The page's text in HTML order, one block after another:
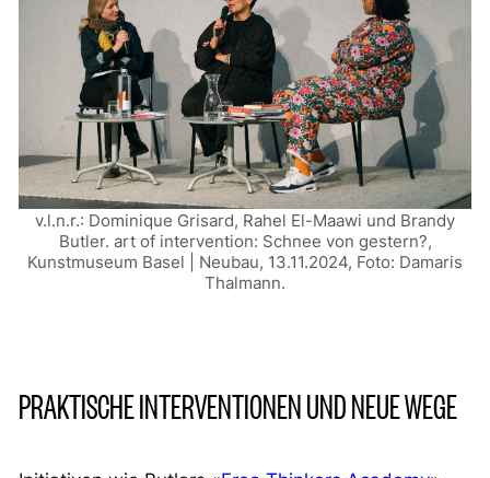
v.l.n.r.: Dominique Grisard, Rahel El-Maawi und Brandy
Butler. art of intervention: Schnee von gestern?,
Kunstmuseum Basel | Neubau, 13.11.2024, Foto: Damaris
Thalmann.
PRAKTISCHE INTERVENTIONEN UND NEUE WEGE